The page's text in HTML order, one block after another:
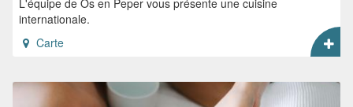
L'équipe de Os en Peper vous présente une cuisine
internationale.
Carte